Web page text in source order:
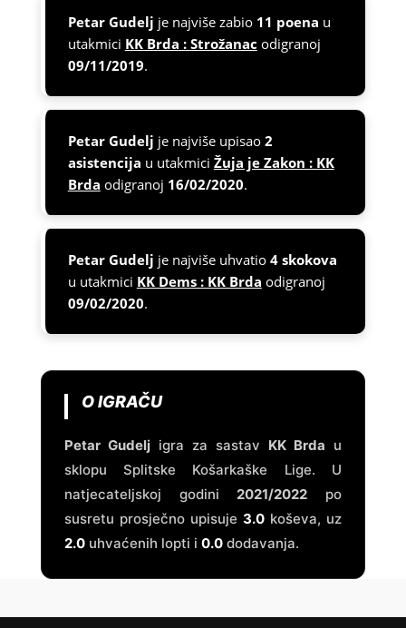
Petar Gudelj je najviše zabio 11 poena u
utakmici KK Brda : Strožanac odigranoj
09/11/2019.
Petar Gudelj je najviše upisao 2
asistencija u utakmici Žuja je Zakon : KK
Brda odigranoj 16/02/2020.
Petar Gudelj je najviše uhvatio 4 skokova
u utakmici KK Dems : KK Brda odigranoj
09/02/2020.
O IGRAČU
Petar Gudeljigra za sastav KK Brda u
sklopu Splitske Košarkaške Lige. U
natjecateljskoj godini2021/2022 po
susretu prosječno upisuje3.0 koševa, uz
2.0uhvaćenih lopti i 0.0dodavanja.